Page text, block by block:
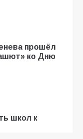
прошёл
ко Дню
школ к